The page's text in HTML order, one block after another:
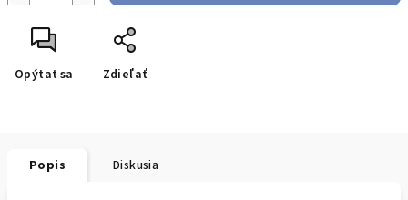
Opýtať sa Zdieľať
Popis Diskusia